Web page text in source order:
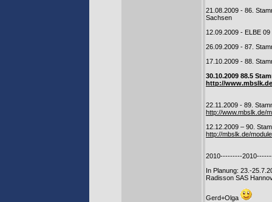
21.08.2009 - 86.
Sachsen
12.09.2009 - ELBE
26.09.2009 - 87.
17.10.2009 - 88.
30.10.2009 88.5
http://
22.11.2009 - 89.
http://www.mbslk.de/
12.12.2009 – 90.
http://mbslk.de/
2010---------
In Planung: 23.-
Radisson SAS
Gerd+Olga